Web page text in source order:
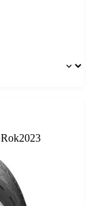
Rok2023